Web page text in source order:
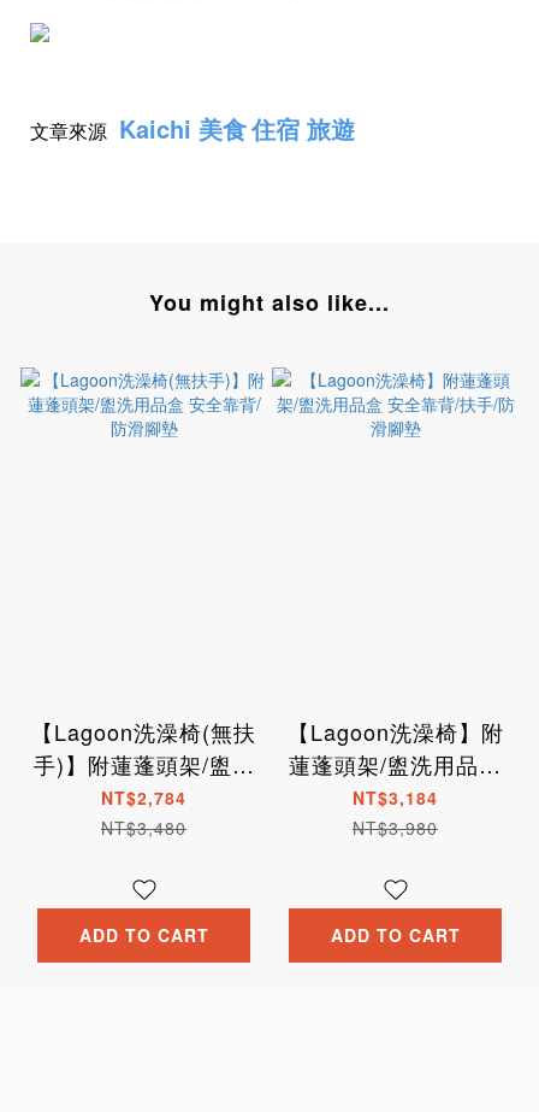
文章來源 Kaichi 美食住宿 旅遊
You might also like...
【Lagoon洗澡椅(無扶
手)】附蓮蓬頭架/盥洗
用品盒 安全靠背/防滑
腳墊
NT$2,784
NT$3,480
ADD TO CART
【Lagoon洗澡椅】附
蓮蓬頭架/盥洗用品盒
安全靠背/扶手/防滑腳
墊
NT$3,184
NT$3,980
ADD TO CART